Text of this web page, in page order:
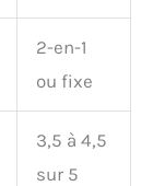
2-en-1
ou fixe
3,5 à 4,5
sur 5